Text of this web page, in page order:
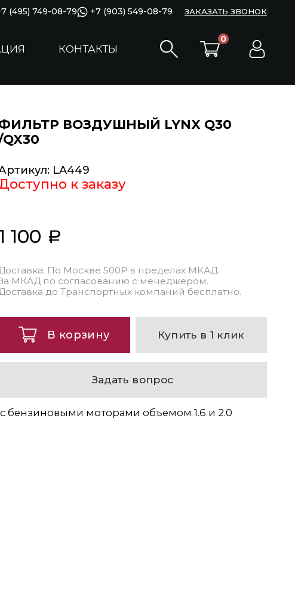
(495) 749-08-79 +7 (903) 549-08-79 ЗАКАЗАТЬ ЗВОНОК
КОНТАКТЫ
0
ВОЗДУШНЫЙ LYNX Q30
LA449
к заказу
100
По Москве 500₽ в пределах МКАД.
МКАД по согласованию с менеджером.
до Транспортных компаний бесплатно.
В корзину Купить в 1 клик
Задать вопрос
бензиновыми моторами объемом 1.6 и 2.0